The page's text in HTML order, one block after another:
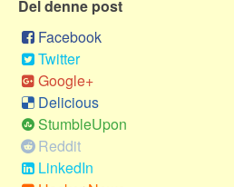
Pension og opsparing
Forbrug
Social sikring og sundhed
Transport
Alle
Del denne post
Facebook
Twitter
Google+
Delicious
StumbleUpon
Reddit
LinkedIn